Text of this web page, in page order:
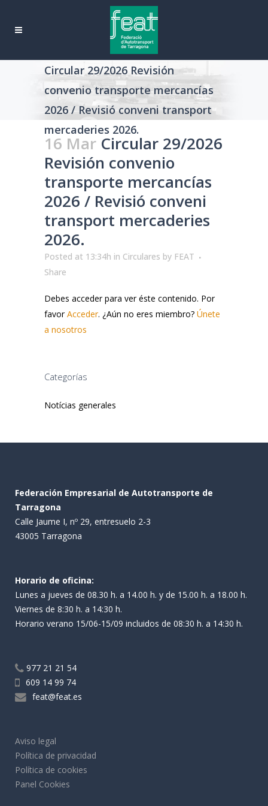
Circular 29/2026 Revisión
convenio transporte mercancías
2026 / Revisió conveni transport
mercaderies 2026.
16 Mar Circular 29/2026
Revisión convenio
transporte mercancías
2026 / Revisió conveni
transport mercaderies
2026.
Posted at 13:34h in Circulares by FEAT
Share
Debes acceder para ver éste contenido. Por
favorAcceder. ¿Aún no eres miembro? Únete
a nosotros
Categorías
Notícias generales
Federación Empresarial de Autotransporte de
Tarragona
Calle Jaume I, nº 29, entresuelo 2-3
43005 Tarragona
Horario de oficina:
Lunes a jueves de 08.30 h. a 14.00 h. y de 15.00 h. a 18.00 h.
Viernes de 8:30 h. a 14:30 h.
Horario verano 15/06-15/09 incluidos de 08:30 h. a 14:30 h.
977 21 21 54
609 14 99 74
feat@feat.es
Aviso legal
Política de privacidad
Política de cookies
Panel Cookies